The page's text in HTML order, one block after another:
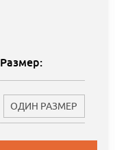
Размер:
ОДИН РАЗМЕР